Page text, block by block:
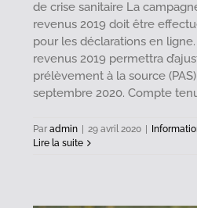
de crise sanitaire La
revenus 2019 doit être
pour les déclarations en
revenus 2019 permettra
prélèvement à la source
septembre 2020. Compte
Par admin 29 avril 2020
Lire la suite